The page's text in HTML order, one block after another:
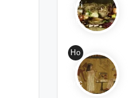
Fre
Roc
ks
Wat
er /
Pho
Tra
onal
Pits
Curi
ng
Dryi
ng
The
Ho
w
Anc